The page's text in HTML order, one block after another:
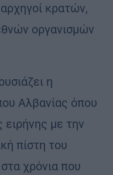
κρατών,
οργανισμών
η
Αλβανίας όπου
ειρήνης με την
πίστη του
χρόνια που